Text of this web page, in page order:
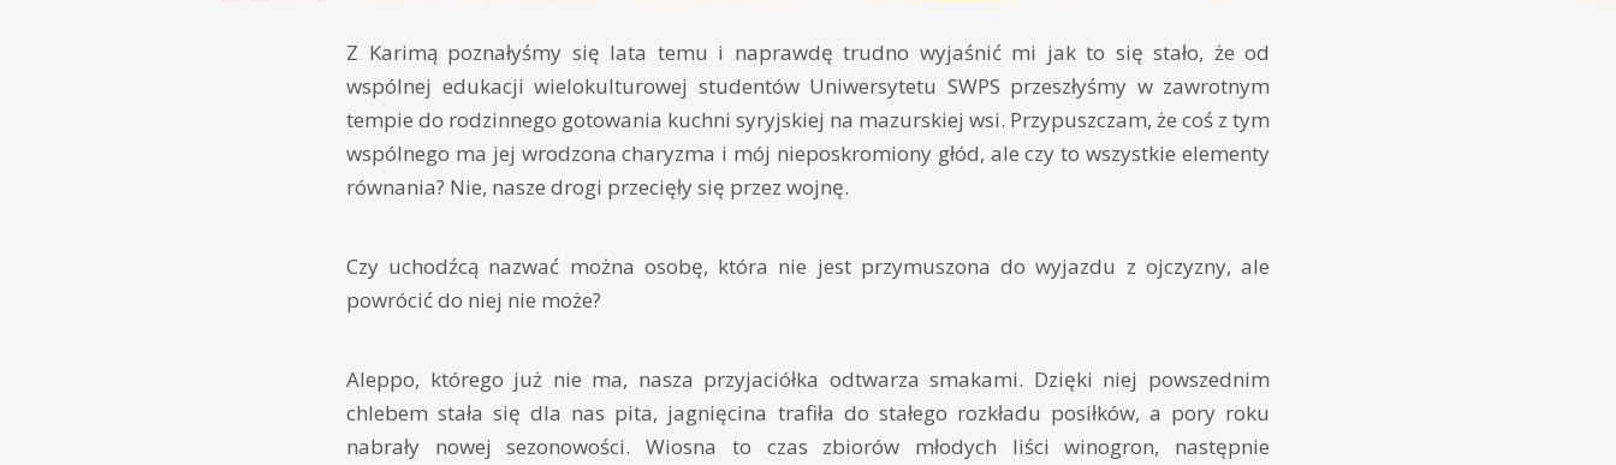
Z Karimą poznałyśmy się lata temu i naprawdę trudno wyjaśnić mi jak to się stało, że od
wspólnej edukacji wielokulturowej studentów Uniwersytetu SWPS przeszłyśmy w zawrotnym
tempie do rodzinnego gotowania kuchni syryjskiej na mazurskiej wsi. Przypuszczam, że coś z tym
wspólnego ma jej wrodzona charyzma i mój nieposkromiony głód, ale czy to wszystkie elementy
równania? Nie, nasze drogi przecięły się przez wojnę.
Czy uchodźcą nazwać można osobę, która nie jest przymuszona do wyjazdu z ojczyzny, ale
powrócić do niej nie może?
Aleppo, którego już nie ma, nasza przyjaciółka odtwarza smakami. Dzięki niej powszednim
chlebem stała się dla nas pita, jagnięcina trafiła do stałego rozkładu posiłków, a pory roku
nabrały nowej sezonowości. Wiosna to czas zbiorów młodych liści winogron, następnie